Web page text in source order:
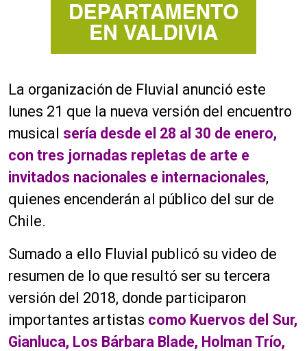
La organización de Fluvial anunció este
lunes 21 que la nueva versión del encuentro
musical sería desde el 28 al 30 de enero,
con tres jornadas repletas de arte e
invitados nacionales e internacionales,
quienes encenderán al público del sur de
Chile.
Sumado a ello Fluvial publicó su video de
resumen de lo que resultó ser su tercera
versión del 2018, donde participaron
importantes artistas como Kuervos del Sur,
Gianluca, Los Bárbara Blade, Holman Trío,